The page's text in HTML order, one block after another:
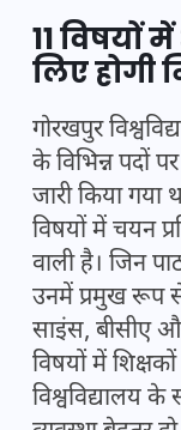
11 विषयों
लिए होगी
गोरखपुर
के विभिन्न पदों
जारी किया गया
विषयों में चयन
वाली है। जिन
उनमें प्रमुख रूप से
साइंस, बीसीए
विषयों में
विश्वविद्यालय के